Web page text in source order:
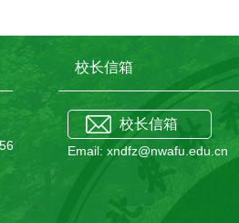
校长信箱
校长信箱
Email: xndfz@nwafu.edu.cn